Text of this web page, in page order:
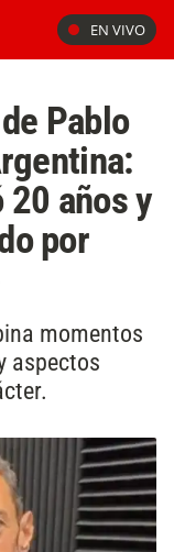
EN VIVO
Pablo
20 años y
por
momentos
aspectos